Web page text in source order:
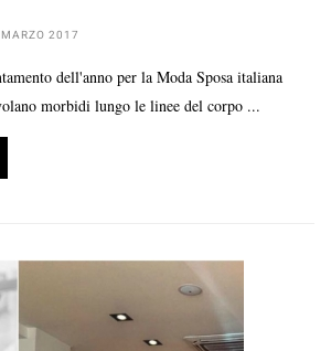
2017
dell'anno per la Moda Sposa italiana
morbidi lungo le linee del corpo ...